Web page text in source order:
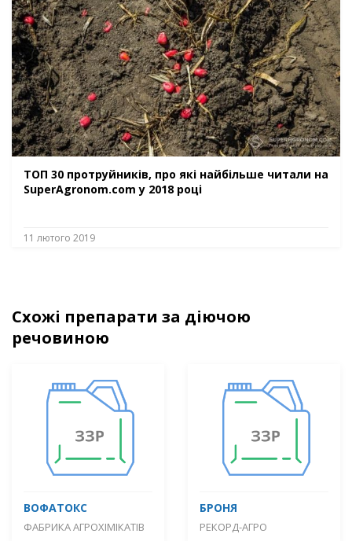
ТОП 30 протруйників, про які найбільше читали на
SuperAgronom.com у 2018 році
11 лютого 2019
Схожі препарати за діючою
речовиною
ВОФАТОКС
ФАБРИКА АГРОХІМІКАТІВ
БРОНЯ
РЕКОРД-АГРО